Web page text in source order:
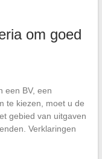
om goed
een BV, een
te kiezen, moet u de
gebied van uitgaven
Verklaringen